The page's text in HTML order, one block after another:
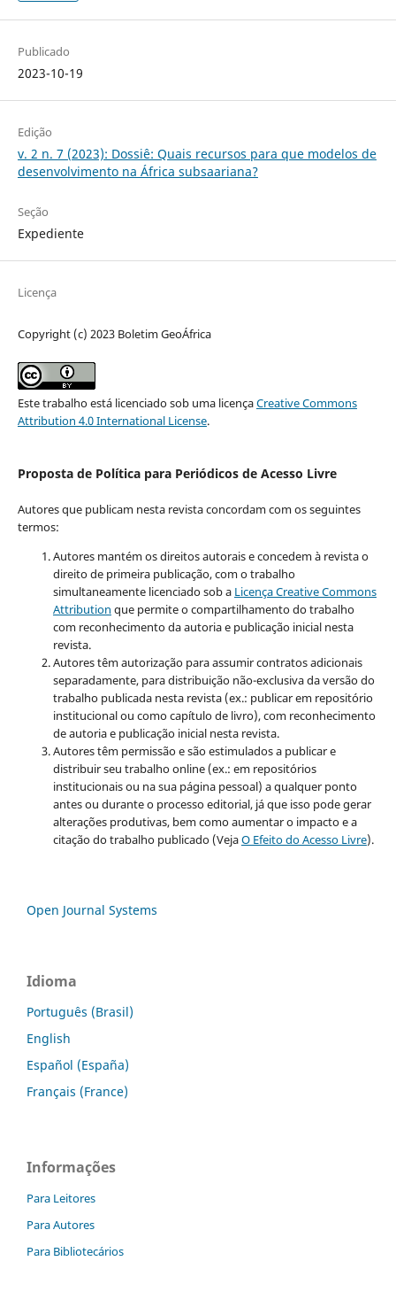
Publicado
2023-10-19
Edição
v. 2 n. 7 (2023): Dossiê: Quais recursos para que modelos de
desenvolvimento na África subsaariana?
Seção
Expediente
Licença
Copyright (c) 2023 Boletim GeoÁfrica
Este trabalho está licenciado sob uma licençaCreative Commons
Attribution 4.0 International License.
Proposta de Política para Periódicos de Acesso Livre
Autores que publicam nesta revista concordam com os seguintes
termos:
Autores mantém os direitos autorais e concedem à revista o
direito de primeira publicação, com o trabalho
simultaneamente licenciado sob a Licença Creative Commons
Attribution que permite o compartilhamento do trabalho
com reconhecimento da autoria e publicação inicial nesta
revista.
Autores têm autorização para assumir contratos adicionais
separadamente, para distribuição não-exclusiva da versão do
trabalho publicada nesta revista (ex.: publicar em repositório
institucional ou como capítulo de livro), com reconhecimento
de autoria e publicação inicial nesta revista.
Autores têm permissão e são estimulados a publicar e
distribuir seu trabalho online (ex.: em repositórios
institucionais ou na sua página pessoal) a qualquer ponto
antes ou durante o processo editorial, já que isso pode gerar
alterações produtivas, bem como aumentar o impacto e a
citação do trabalho publicado (VejaO Efeito do Acesso Livre).
Open Journal Systems
Idioma
Português (Brasil)
English
Español (España)
Français (France)
Informações
Para Leitores
Para Autores
Para Bibliotecários